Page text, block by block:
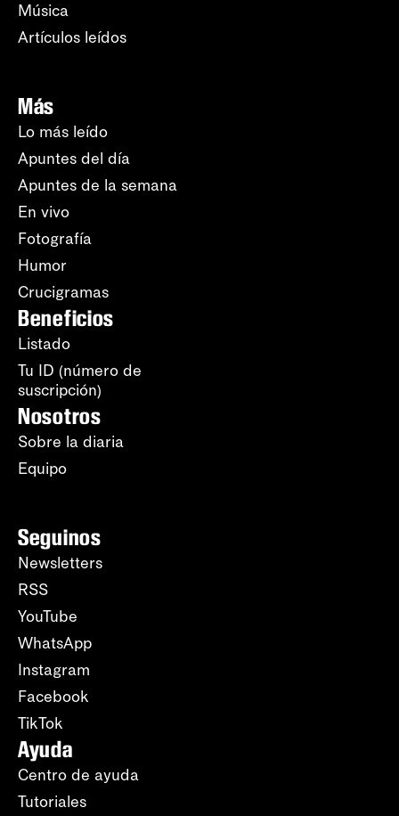
Música
Artículos leídos
Más
Lo más leído
Apuntes del día
Apuntes de la semana
En vivo
Fotografía
Humor
Crucigramas
Beneficios
Listado
Tu ID (número de
suscripción)
Nosotros
Sobre la diaria
Equipo
Seguinos
Newsletters
RSS
YouTube
WhatsApp
Instagram
Facebook
TikTok
Ayuda
Centro de ayuda
Tutoriales